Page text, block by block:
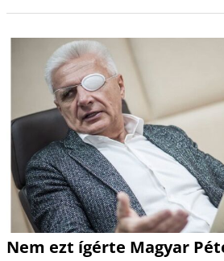
Nem ezt ígérte Magyar